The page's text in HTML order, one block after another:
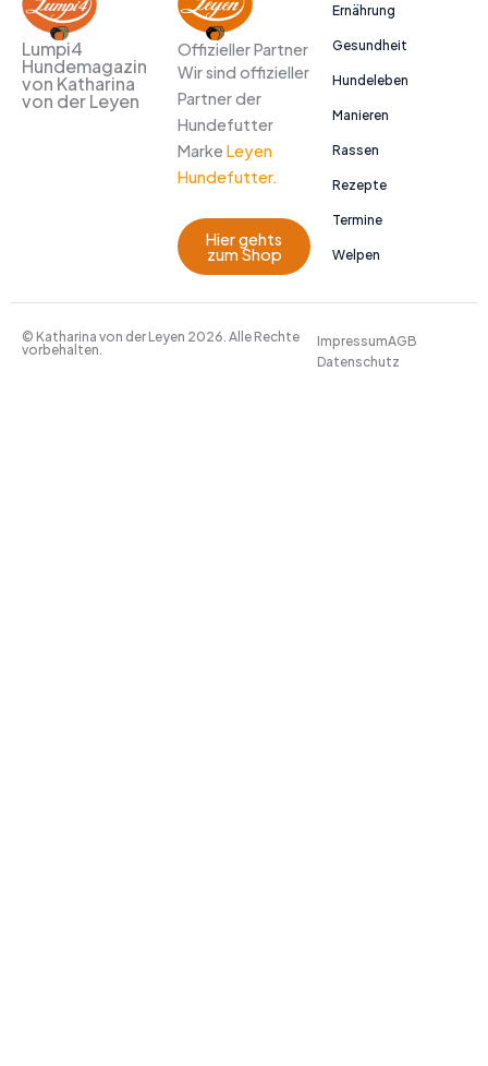
Lumpi4
Hundemagazin
von Katharina
von der Leyen
Offizieller Partner
Wir sind offizieller
Partner der
Hundefutter
Marke Leyen
Hundefutter.
Hier gehts
zum Shop
Ernährung
Gesundheit
Hundeleben
Manieren
Rassen
Rezepte
Termine
Welpen
© Katharina von der Leyen 2026. Alle Rechte
vorbehalten.
ImpressumAGB
Datenschutz